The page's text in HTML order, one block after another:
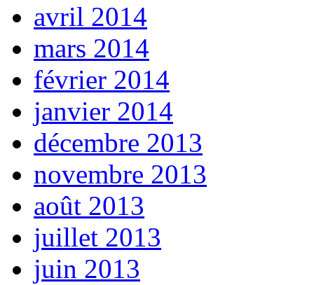
avril 2014
mars 2014
février 2014
janvier 2014
décembre 2013
novembre 2013
août 2013
juillet 2013
juin 2013